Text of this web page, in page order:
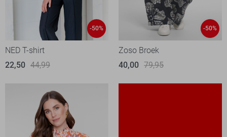
-50%
NED T-shirt
22,50 44,99
-50%
Zoso Broek
40,00 79,95